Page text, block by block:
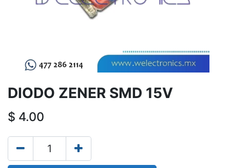
DIODO ZENER SMD 15V
$ 4.00